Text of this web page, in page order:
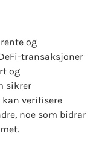
og
transaksjoner
og
sikrer
verifisere
noe som bidrar